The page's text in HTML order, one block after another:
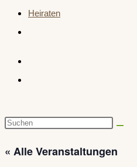
Heiraten
Diese
durchsuchen
« Alle Veranstaltungen